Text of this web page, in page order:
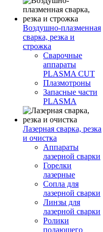
Воздушно-плазменная
сварка, резка и
строжка
Сварочные
аппараты
PLASMA CUT
Плазмотроны
Запасные части
PLASMA
Лазерная сварка, резка
и очистка
Аппараты
лазерной сварки
Горелки
лазерные
Сопла для
лазерной сварки
Линзы для
лазерной сварки
Ролики
подающего